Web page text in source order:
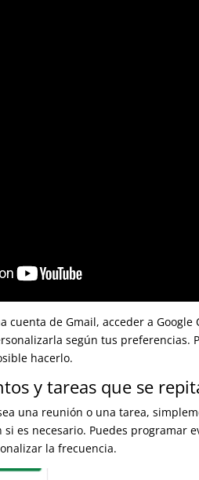
cuenta de Gmail, acceder a
según tus preferencias.
hacerlo.
y tareas que se
una reunión o una tarea,
es necesario. Puedes programar
la frecuencia.